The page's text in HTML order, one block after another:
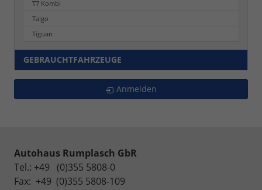
T7 Kombi
Taigo
Tiguan
GEBRAUCHTFAHRZEUGE
Anmelden
Autohaus Rumplasch GbR
Tel.: +49 (0)355 5808-0
Fax: +49 (0)355 5808-109